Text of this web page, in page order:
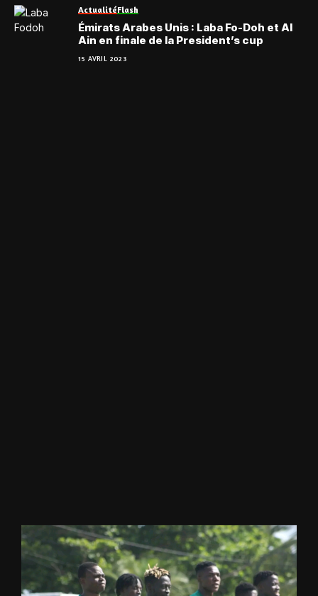
ActualitéFlash
Émirats Arabes Unis : Laba Fo-Doh et Al
Ain en finale de la President’s cup
15 AVRIL 2023